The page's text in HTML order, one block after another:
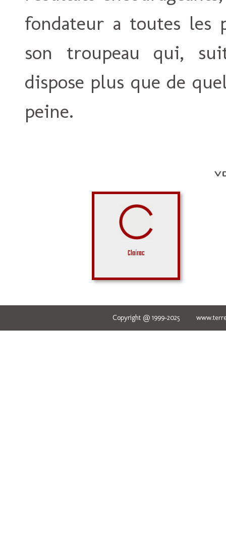
fondateur a toutes les
son troupeau qui,
dispose plus que de
peine.
Clairac
Copyright @ 1999-2025